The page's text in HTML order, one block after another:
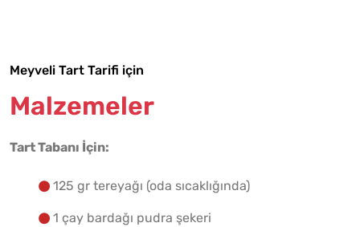
Meyveli Tart Tarifi için
Malzemeler
Tart Tabanı İçin:
125 gr tereyağı (oda sıcaklığında)
1 çay bardağı pudra şekeri